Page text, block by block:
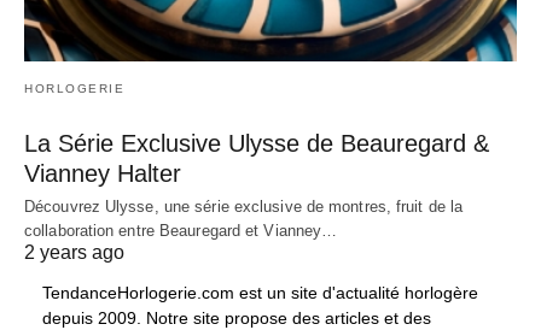
HORLOGERIE
La Série Exclusive Ulysse de Beauregard &
Vianney Halter
Découvrez Ulysse, une série exclusive de montres, fruit de la
collaboration entre Beauregard et Vianney…
2 years ago
TendanceHorlogerie.com est un site d'actualité horlogère
depuis 2009. Notre site propose des articles et des